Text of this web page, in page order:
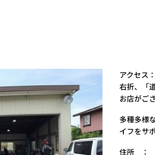
アクセス
右折、「
お店がご
多種多様
イフをサ
住所 ：